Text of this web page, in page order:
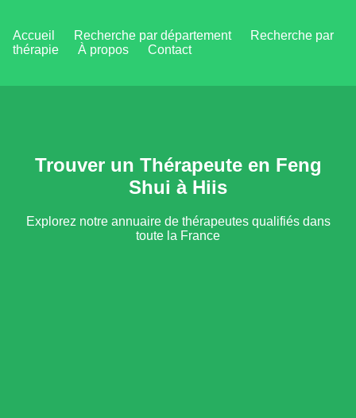
Accueil Recherche par département
Recherche par
thérapie
À propos Contact
Trouver un Thérapeute en Feng
Shui à Hiis
Explorez notre annuaire de thérapeutes qualifiés dans
toute la France